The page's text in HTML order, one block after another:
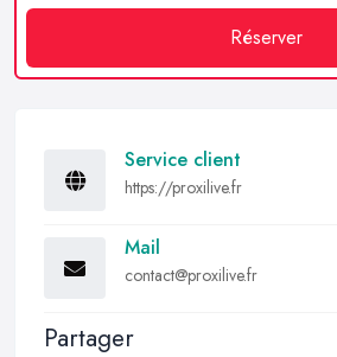
Réserver
Service client
https://proxilive.fr
Mail
contact@proxilive.fr
Partager